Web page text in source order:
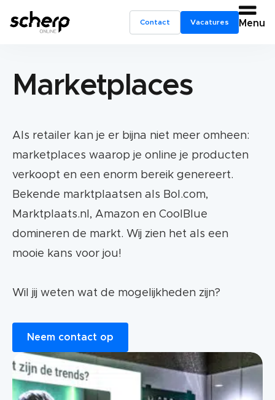
Contact Vacatures Menu
Marketplaces
Als retailer kan je er bijna niet meer omheen:
marketplaces waarop je online je producten
verkoopt en een enorm bereik genereert.
Bekende marktplaatsen als Bol.com,
Marktplaats.nl, Amazon en CoolBlue
domineren de markt. Wij zien het als een
mooie kans voor jou!
Wil jij weten wat de mogelijkheden zijn?
Neem contact op